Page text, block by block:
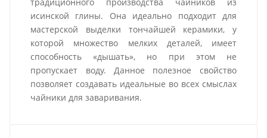
исинской глины. Она идеально подходит для
мастерской выделки тончайшей керамики, у
которой множество мелких деталей, имеет
способность «дышать», но при этом не
пропускает воду. Данное полезное свойство
позволяет создавать идеальные во всех смыслах
чайники для заваривания.